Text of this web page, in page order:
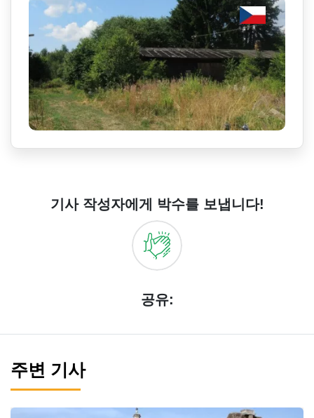
기사 작성자에게 박수를 보냅니다!
공유:
주변 기사